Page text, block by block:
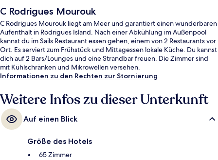
C Rodrigues Mourouk
C Rodrigues Mourouk liegt am Meer und garantiert einen wunderbaren
Aufenthalt in Rodrigues Island. Nach einer Abkühlung im Außenpool
kannst du im Sails Restaurant essen gehen, einem von 2 Restaurants vor
Ort. Es serviert zum Frühstück und Mittagessen lokale Küche. Du kannst
dich auf 2 Bars/Lounges und eine Strandbar freuen. Die Zimmer sind
mit Kühlschränken und Mikrowellen versehen.
Informationen zu den Rechten zur Stornierung
Weitere Infos zu dieser Unterkunft
Auf einen Blick
Größe des Hotels
65 Zimmer